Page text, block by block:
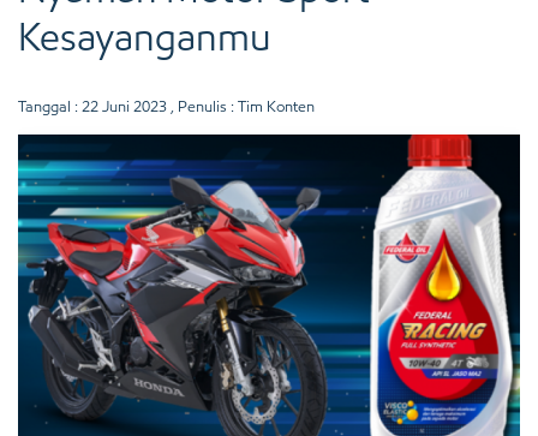
Kesayanganmu
Tanggal : 22 Juni 2023 , Penulis : Tim Konten